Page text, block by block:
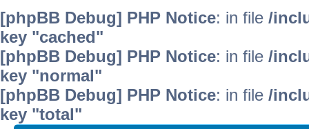
[phpBB Debug] PHP Notice: in file /
key "cached"
[phpBB Debug] PHP Notice: in file /
key "normal"
[phpBB Debug] PHP Notice: in file /
key "total"